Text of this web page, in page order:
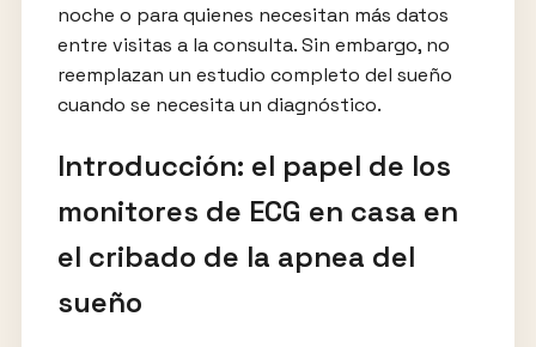
noche o para quienes necesitan más datos
entre visitas a la consulta. Sin embargo, no
reemplazan un estudio completo del sueño
cuando se necesita un diagnóstico.
Introducción: el papel de los
monitores de ECG en casa en
el cribado de la apnea del
sueño